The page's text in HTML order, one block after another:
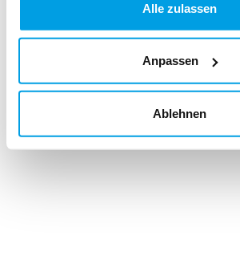
Alle zulassen
Anpassen
Ablehnen